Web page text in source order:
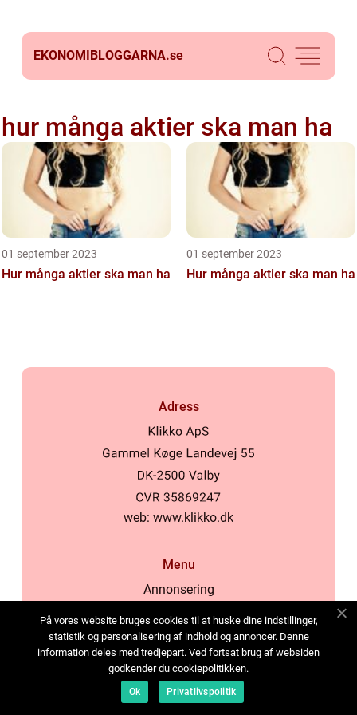
EKONOMIBLOGGARNA.se
hur många aktier ska man ha
01 september 2023
Hur många aktier ska man ha
01 september 2023
Hur många aktier ska man ha
Adress
web: www.klikko.dk
Menu
Annonsering
Cookies
Kontakta oss
Sitemap
På vores website bruges cookies til at huske dine indstillinger,
statistik og personalisering af indhold og annoncer. Denne
information deles med tredjepart. Ved fortsat brug af websiden
godkender du cookiepolitikken.
Ok Privatlivspolitik